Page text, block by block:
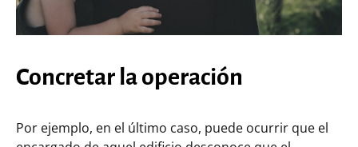
Concretar la operación
Por ejemplo, en el último caso, puede ocurrir que el